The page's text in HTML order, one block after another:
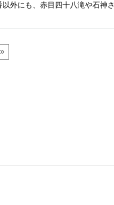
外にも、赤目四十八滝や石神
»